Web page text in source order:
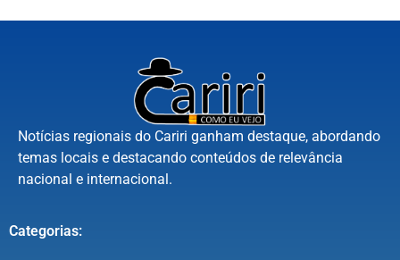
Notícias regionais do Cariri ganham destaque, abordando
temas locais e destacando conteúdos de relevância
nacional e internacional.
Categorias: